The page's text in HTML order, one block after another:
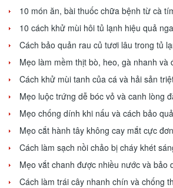
10 món ăn, bài thuốc chữa bệnh từ cà
10 cách khử mùi hôi tủ lạnh hiệu quả
Cách bảo quản rau củ tươi lâu trong tủ
Mẹo làm mềm thịt bò, heo, gà nhanh và
Cách khử mùi tanh của cá và hải sản
Mẹo luộc trứng dễ bóc vỏ và canh lòng
Mẹo chống dính khi nấu và cách bảo
Mẹo cắt hành tây không cay mắt cực
Cách làm sạch nồi chảo bị cháy khét
Mẹo vắt chanh được nhiều nước và bảo
Cách làm trái cây nhanh chín và chống